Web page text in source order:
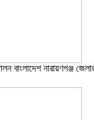
বাংলাদেশ নারায়ণগঞ্জ